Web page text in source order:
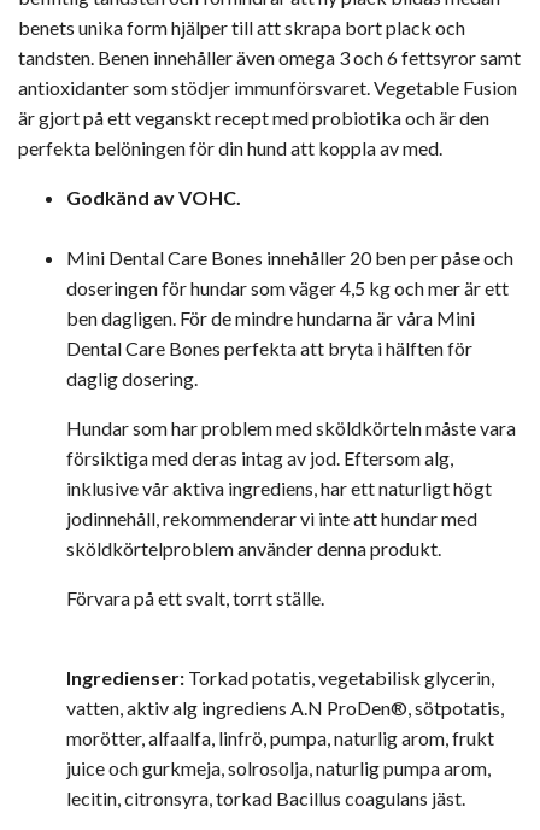
benets unika form hjälper till att skrapa bort plack och
tandsten. Benen innehåller även omega 3 och 6 fettsyror samt
antioxidanter som stödjer immunförsvaret. Vegetable Fusion
är gjort på ett veganskt recept med probiotika och är den
perfekta belöningen för din hund att koppla av med.
Godkänd av VOHC.
Mini Dental Care Bones innehåller 20 ben per påse och
doseringen för hundar som väger 4,5 kg och mer är ett
ben dagligen. För de mindre hundarna är våra Mini
Dental Care Bones perfekta att bryta i hälften för
daglig dosering.
Hundar som har problem med sköldkörteln måste vara
försiktiga med deras intag av jod. Eftersom alg,
inklusive vår aktiva ingrediens, har ett naturligt högt
jodinnehåll, rekommenderar vi inte att hundar med
sköldkörtelproblem använder denna produkt.
Förvara på ett svalt, torrt ställe.
Ingredienser: Torkad potatis, vegetabilisk glycerin,
vatten, aktiv alg ingrediens A.N ProDen®, sötpotatis,
morötter, alfaalfa, linfrö, pumpa, naturlig arom, frukt
juice och gurkmeja, solrosolja, naturlig pumpa arom,
lecitin, citronsyra, torkad Bacillus coagulans jäst.